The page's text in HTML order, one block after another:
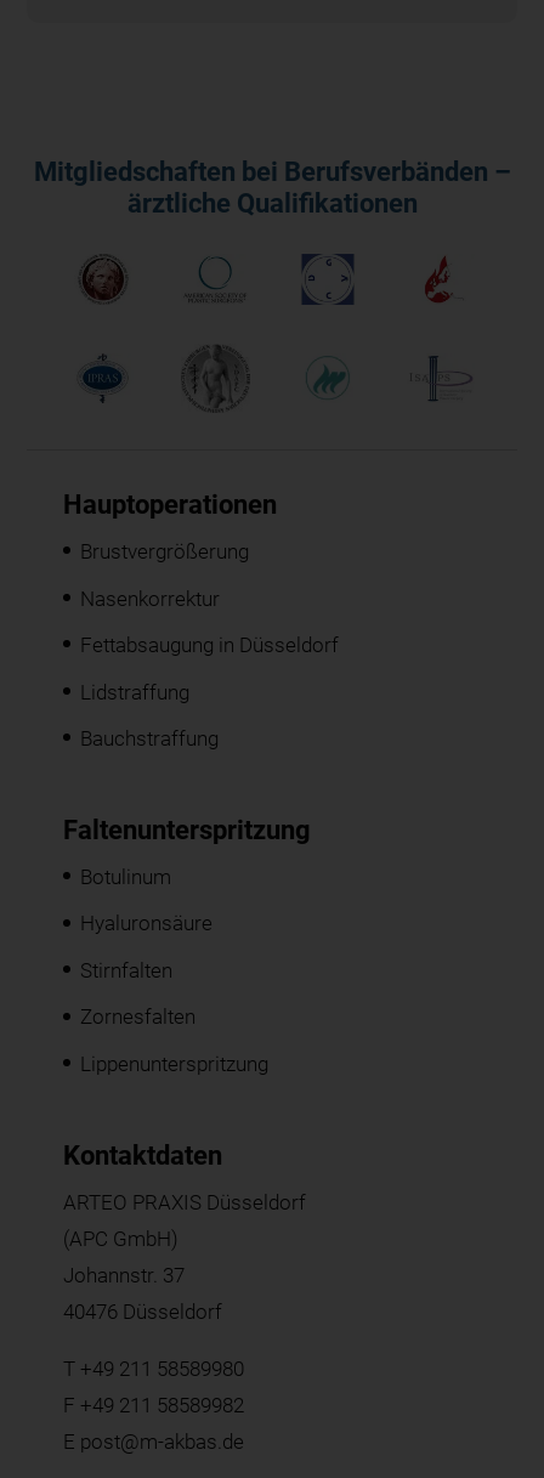
Mitgliedschaften bei Berufsverbänden –
ärztliche Qualifikationen
Hauptoperationen
Brustvergrößerung
Nasenkorrektur
Fettabsaugung in Düsseldorf
Lidstraffung
Bauchstraffung
Faltenunterspritzung
Botulinum
Hyaluronsäure
Stirnfalten
Zornesfalten
Lippenunterspritzung
Kontaktdaten
ARTEO PRAXIS Düsseldorf
(APC GmbH)
Johannstr. 37
40476 Düsseldorf
T +49 211 58589980
F +49 211 58589982
E post@m-akbas.de